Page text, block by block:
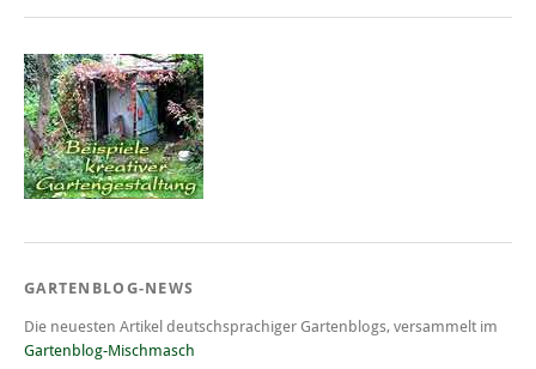
GARTENBLOG-NEWS
Die neuesten Artikel deutschsprachiger Gartenblogs, versammelt im
Gartenblog-Mischmasch